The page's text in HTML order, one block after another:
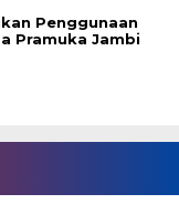
Penggunaan
Pramuka Jambi